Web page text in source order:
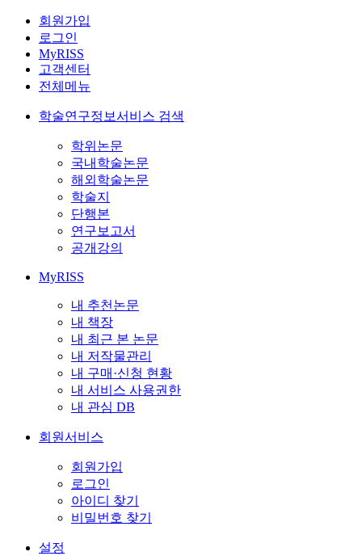
회원가입
로그인
MyRISS
고객센터
전체메뉴
학술연구정보서비스 검색
학위논문
국내학술논문
해외학술논문
학술지
단행본
연구보고서
공개강의
MyRISS
내 추천논문
내 책장
내 최근 본 논문
내 저작물관리
내 구매·신청 현황
내 서비스 사용권한
내 관심 DB
회원서비스
회원가입
로그인
아이디 찾기
비밀번호 찾기
설정